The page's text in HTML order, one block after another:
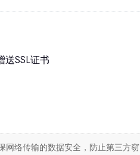
SSL证书
网络传输的数据安全，防止第三方窃